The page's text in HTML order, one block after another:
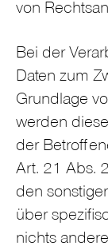
von
Bei der
Daten zum
Grundlage
werden
der
Art. 21 Abs.
den
über
nichts